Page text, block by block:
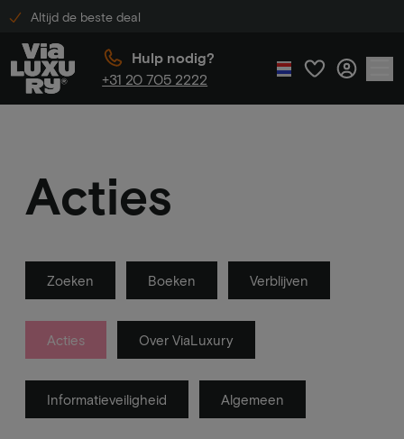
Altijd de beste deal
Hulp nodig?
+31 20 705 2222
Acties
Zoeken Boeken Verblijven
Acties Over ViaLuxury
Informatieveiligheid Algemeen